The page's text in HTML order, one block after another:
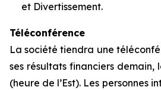
et Divertissement.
Téléconférence
La société tiendra une
ses résultats financiers demain,
(heure de l’Est). Les personnes